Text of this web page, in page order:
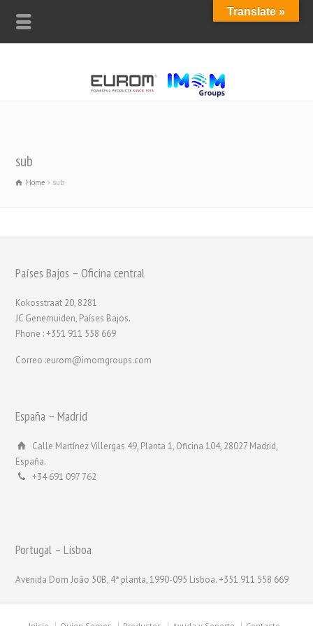
sub
Home sub
Países Bajos – Oficina central
Kokosstraat 20, 8281
JC Genemuiden, Países Bajos.
Phone : +351 911 558 669
Correo :eurom@imomgroups.com
España – Madrid
Calle Martínez Villergas 49, Planta 1, Oficina 104, 28027 Madrid,
España.
+34 691 097 762
Portugal – Lisboa
Avenida Dom João 50B, 4ª planta, 1990-095 Lisboa. +351 911 558 669
Translate »